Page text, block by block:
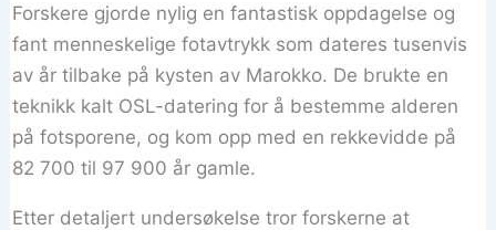
Forskere gjorde nylig en fantastisk oppdagelse og
fant menneskelige fotavtrykk som dateres tusenvis
av år tilbake på kysten av Marokko. De brukte en
teknikk kalt OSL-datering for å bestemme alderen
på fotsporene, og kom opp med en rekkevidde på
82 700 til 97 900 år gamle.
Etter detaljert undersøkelse tror forskerne at